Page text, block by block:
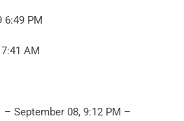
6:49 PM
AM
– September 08, 9:12 PM –